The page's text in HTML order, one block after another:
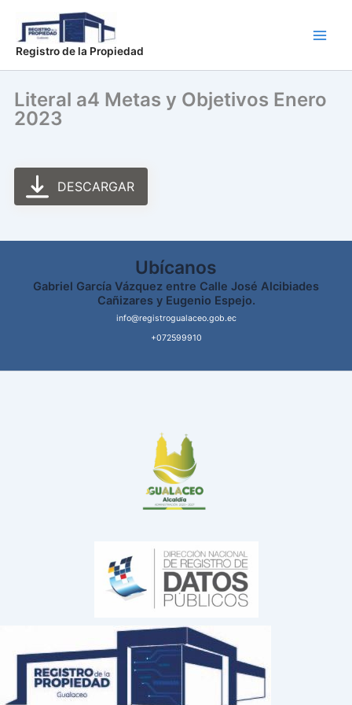
contenido
Registro de la Propiedad
Literal a4 Metas y Objetivos Enero
2023
DESCARGAR
Ubícanos
Gabriel García Vázquez entre Calle José Alcibiades
Cañizares y Eugenio Espejo.
info@registrogualaceo.gob.ec
+072599910